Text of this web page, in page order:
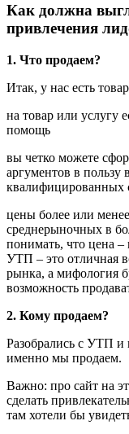
Как должна
привлечения
1. Что продаем?
Итак, у нас есть
на товар или услугу
помощь
вы четко можете
аргументов в пользу
квалифицированных
цены более или
среднерыночных в
понимать, что цена
УТП – это отличная
рынка, а мифология
возможность
2. Кому продаем?
Разобрались с УТП и
именно мы продаем.
Важно: про сайт на
сделать
там хотели бы